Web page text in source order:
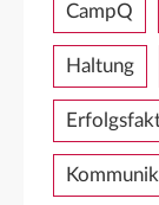
CampQ
Haltung